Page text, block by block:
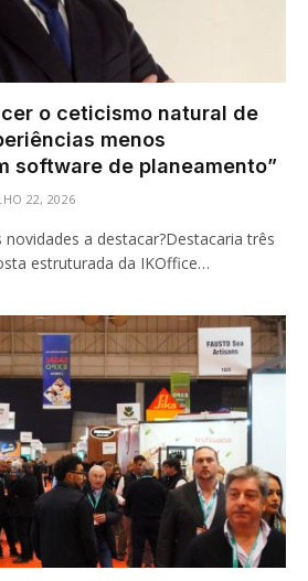
o ceticismo natural de
menos
software de planeamento”
22, 2026
a destacar?Destacaria três
estruturada da IKOffice…